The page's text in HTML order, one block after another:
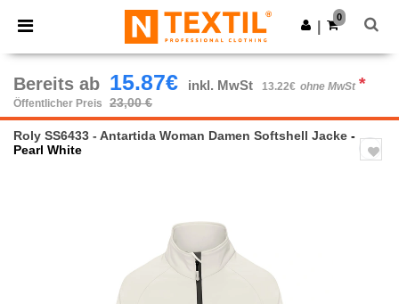
× Ntextil App
Bessere Preise in der App!
App holen
0
Bereits ab 15.87€ inkl. MwSt 13.22€ ohne MwSt *
Öffentlicher Preis 23,00 €
Roly SS6433 - Antartida Woman Damen Softshell Jacke -
Pearl White